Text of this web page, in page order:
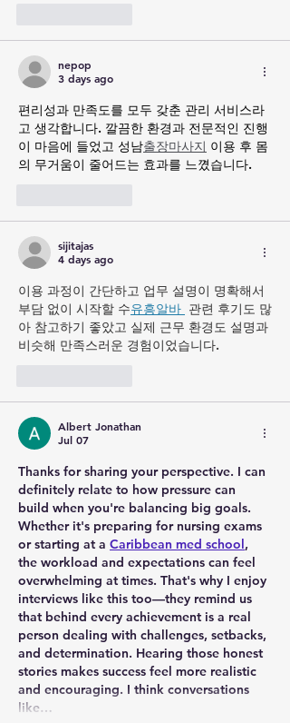
nepop
3 days ago
편리성과 만족도를 모두 갖춘 관리 서비스라
고 생각합니다. 깔끔한 환경과 전문적인 진행
이 마음에 들었고 성남출장마사지 이용 후 몸
의 무거움이 줄어드는 효과를 느꼈습니다.
sijitajas
4 days ago
이용 과정이 간단하고 업무 설명이 명확해서
부담 없이 시작할 수유흥알바 관련 후기도 많
아 참고하기 좋았고 실제 근무 환경도 설명과
비슷해 만족스러운 경험이었습니다.
Albert Jonathan
Jul 07
Thanks for sharing your perspective. I can
definitely relate to how pressure can
build when you're balancing big goals.
Whether it's preparing for nursing exams
or starting at a Caribbean med school,
the workload and expectations can feel
overwhelming at times. That's why I enjoy
interviews like this too—they remind us
that behind every achievement is a real
person dealing with challenges, setbacks,
and determination. Hearing those honest
stories makes success feel more realistic
and encouraging. I think conversations
like…